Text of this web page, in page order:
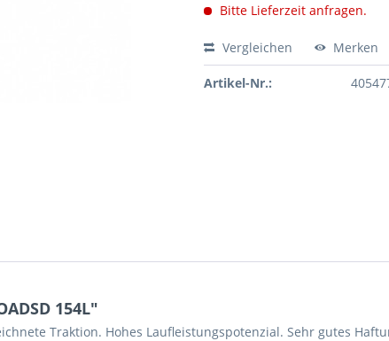
Bitte Lieferzeit anfragen.
Vergleichen Merken
Artikel-Nr.:
154L"
Traktion. Hohes Laufleistungspotenzial. Sehr gutes